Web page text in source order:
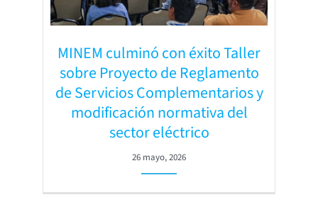
MINEM culminó con éxito Taller
sobre Proyecto de Reglamento
de Servicios Complementarios y
modificación normativa del
sector eléctrico
26 mayo, 2026